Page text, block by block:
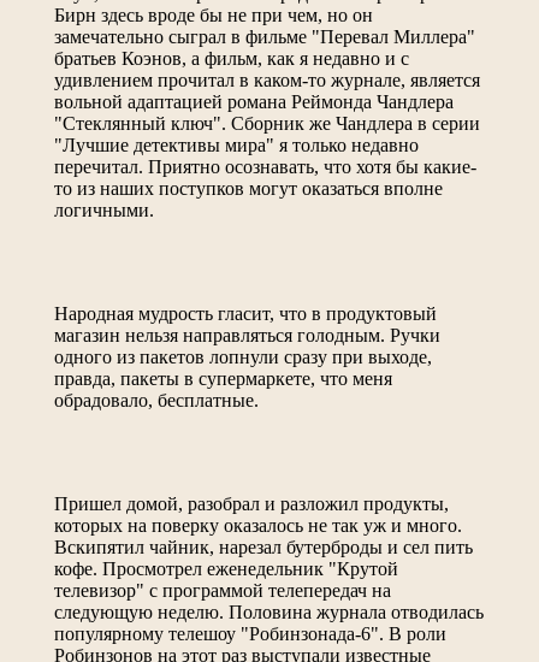
Бирн здесь вроде бы не при чем, но он
замечательно сыграл в фильме "Перевал Миллера"
братьев Коэнов, а фильм, как я недавно и с
удивлением прочитал в каком-то журнале, является
вольной адаптацией романа Реймонда Чандлера
"Стеклянный ключ". Сборник же Чандлера в серии
"Лучшие детективы мира" я только недавно
перечитал. Приятно осознавать, что хотя бы какие-
то из наших поступков могут оказаться вполне
логичными.
Народная мудрость гласит, что в продуктовый
магазин нельзя направляться голодным. Ручки
одного из пакетов лопнули сразу при выходе,
правда, пакеты в супермаркете, что меня
обрадовало, бесплатные.
Пришел домой, разобрал и разложил продукты,
которых на поверку оказалось не так уж и много.
Вскипятил чайник, нарезал бутерброды и сел пить
кофе. Просмотрел еженедельник "Крутой
телевизор" с программой телепередач на
следующую неделю. Половина журнала отводилась
популярному телешоу "Робинзонада-6". В роли
Робинзонов на этот раз выступали известные